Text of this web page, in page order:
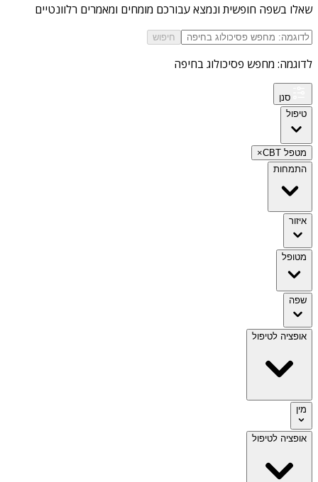
שאלו בשפה חופשית ונמצא עבורכם מומחים ומאמרים רלוונטיים
חיפוש
לדוגמה: מחפש פסיכולוג בחיפה
סנן
טיפול
מטפל CBT
×
התמחות
איזור
מטופל
שפה
אופציה לטיפול
מין
אופציה לטיפול